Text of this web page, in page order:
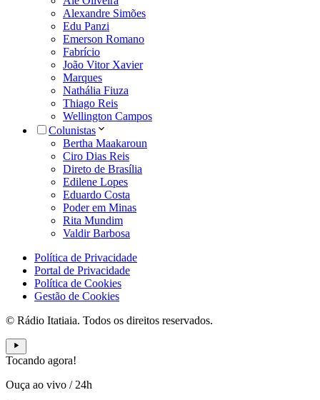
Alexandre Simões
Edu Panzi
Emerson Romano
Fabrício
João Vitor Xavier
Marques
Nathália Fiuza
Thiago Reis
Wellington Campos
Colunistas
Bertha Maakaroun
Ciro Dias Reis
Direto de Brasília
Edilene Lopes
Eduardo Costa
Poder em Minas
Rita Mundim
Valdir Barbosa
Política de Privacidade
Portal de Privacidade
Política de Cookies
Gestão de Cookies
© Rádio Itatiaia. Todos os direitos reservados.
Tocando agora!
Ouça ao vivo / 24h